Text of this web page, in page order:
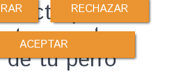
RECHAZAR
ACEPTAR
para la
temporal o
de tu perro